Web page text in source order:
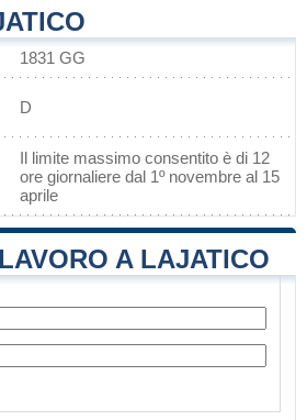
1831 GG
D
Il limite massimo consentito è di 12
ore giornaliere dal 1º novembre al 15
aprile
A LAJATICO